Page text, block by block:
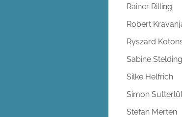
Rainer Rilling
Robert
Ryszard
Sabine
Silke Helfrich
Simon
Stefan Merten